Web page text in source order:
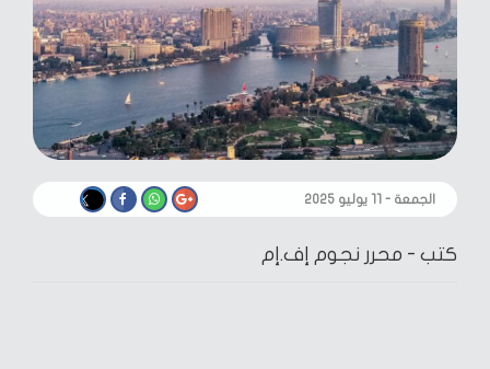
الجمعة - ١١ يوليو ٢٠٢٥
كتب - محرر نجوم إف.إم